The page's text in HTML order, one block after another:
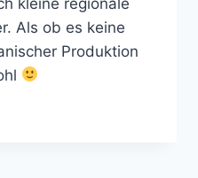
Als ob es keine
Produktion